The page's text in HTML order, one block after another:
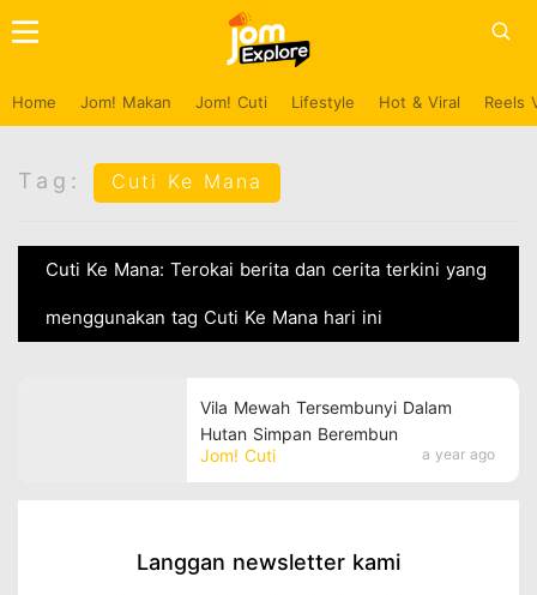
Home Jom! Makan Jom! Cuti Lifestyle Hot & Viral Reels
Tag: Cuti Ke Mana
Cuti Ke Mana: Terokai berita dan cerita terkini yang
menggunakan tag Cuti Ke Mana hari ini
Jom! Cuti a year ago
Vila Mewah Tersembunyi Dalam
Hutan Simpan Berembun
Langgan newsletter kami